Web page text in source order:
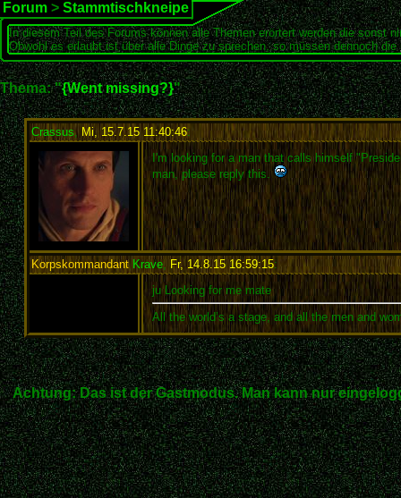
Forum > Stammtischkneipe
In diesem Teil des Forums können alle Themen erörtert werden die sonst
Obwohl es erlaubt ist über alle Dinge zu sprechen, so müssen dennoch
Thema: "{Went missing?}"
Crassus Mi, 15.7.15 11:40:46:
I'm looking for a man that calls himself
man, please reply this.
KorpskommandantKrave, Fr, 14.8.15 16:59:15:
ju Looking for me mate
All the world’s a stage, and all the men and
Achtung: Das ist der Gastmodus. Man kann nur